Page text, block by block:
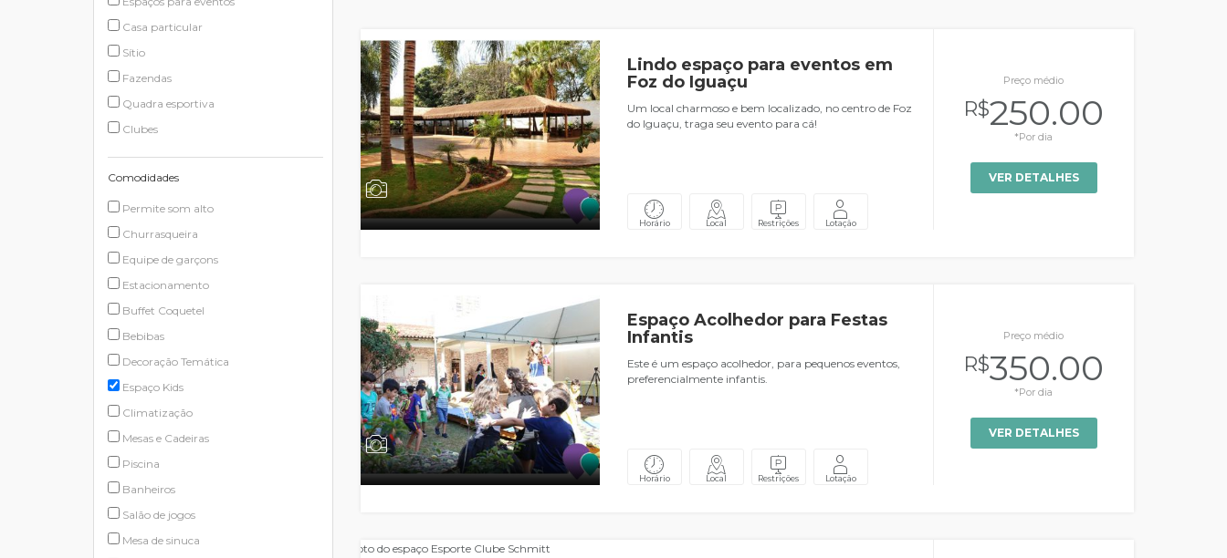
Casa particular
Sítio
Fazendas
Quadra esportiva
Clubes
Comodidades
Permite som alto
Churrasqueira
Equipe de garçons
Estacionamento
Buffet Coquetel
Bebibas
Decoração Temática
Espaço Kids
Climatização
Mesas e Cadeiras
Piscina
Banheiros
Salão de jogos
Mesa de sinuca
Lindo espaço para eventos em
Foz do Iguaçu
Um local charmoso e bem localizado, no centro de Foz
do Iguaçu, traga seu evento para cá!
Horário Local Restrições Lotação
Preço médio
R$250.00
*Por dia
VER DETALHES
Espaço Acolhedor para Festas
Infantis
Este é um espaço acolhedor, para pequenos eventos,
preferencialmente infantis.
Horário Local Restrições Lotação
Preço médio
R$350.00
*Por dia
VER DETALHES